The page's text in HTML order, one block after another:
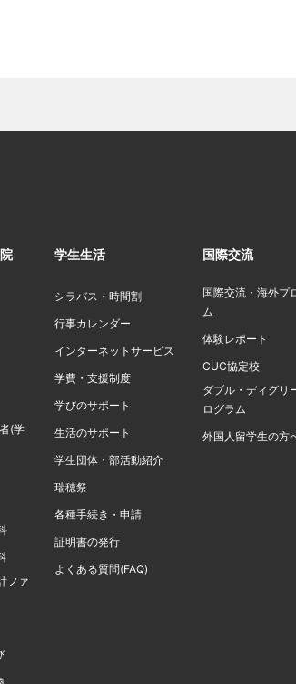
(学
ファ
学生生活
シラバス・時間割
行事カレンダー
インターネットサービス
学費・支援制度
学びのサポート
生活のサポート
学生団体・部活動紹介
瑞穂祭
各種手続き・申請
証明書の発行
よくある質問(FAQ)
国際交流
国際交流・海外プ
ム
体験レポート
CUC協定校
ダブル・ディグリ
ログラム
外国人留学生の方